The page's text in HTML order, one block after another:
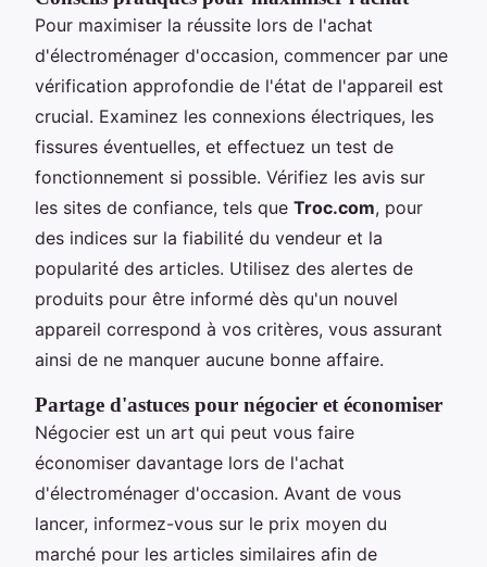
Pour maximiser la réussite lors de l'achat
d'électroménager d'occasion, commencer par une
vérification approfondie de l'état de l'appareil est
crucial. Examinez les connexions électriques, les
fissures éventuelles, et effectuez un test de
fonctionnement si possible. Vérifiez les avis sur
les sites de confiance, tels que Troc.com, pour
des indices sur la fiabilité du vendeur et la
popularité des articles. Utilisez des alertes de
produits pour être informé dès qu'un nouvel
appareil correspond à vos critères, vous assurant
ainsi de ne manquer aucune bonne affaire.
Partage d'astuces pour négocier et économiser
Négocier est un art qui peut vous faire
économiser davantage lors de l'achat
d'électroménager d'occasion. Avant de vous
lancer, informez-vous sur le prix moyen du
marché pour les articles similaires afin de